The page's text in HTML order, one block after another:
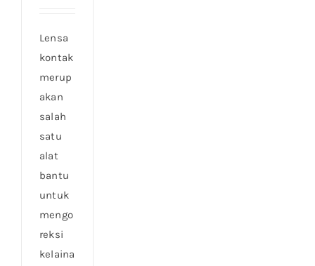
Lensa
kontak
merup
akan
salah
satu
alat
bantu
untuk
mengo
reksi
kelaina